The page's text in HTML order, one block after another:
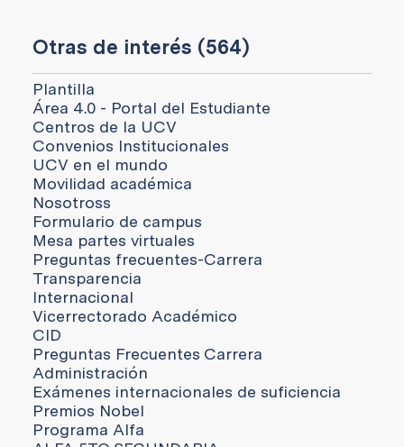
Otras de interés (564)
Plantilla
Área 4.0 - Portal del Estudiante
Centros de la UCV
Convenios Institucionales
UCV en el mundo
Movilidad académica
Nosotross
Formulario de campus
Mesa partes virtuales
Preguntas frecuentes-Carrera
Transparencia
Internacional
Vicerrectorado Académico
CID
Preguntas Frecuentes Carrera
Administración
Exámenes internacionales de suficiencia
Premios Nobel
Programa Alfa